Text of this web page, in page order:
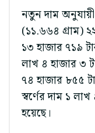
নতুন দাম
(১১.৬৬৪ গ্রাম)
১৩ হাজার ৭১৯
লাখ ৪ হাজার ৩
৭৪ হাজার ৮৫৫
স্বর্ণের দাম ১
হয়েছে।